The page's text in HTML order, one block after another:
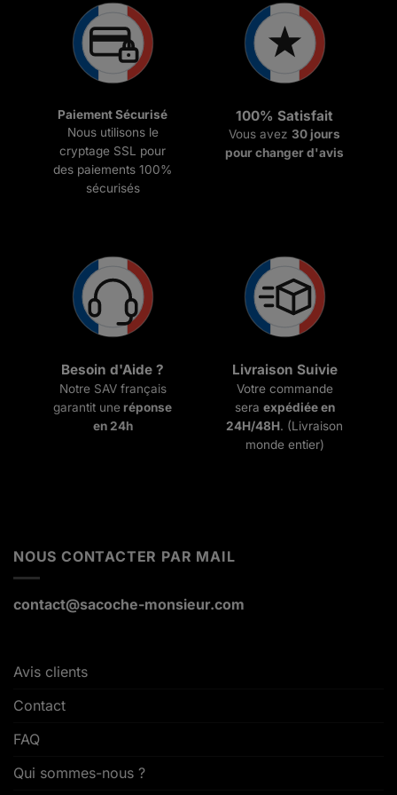
Paiement Sécurisé
Nous utilisons le
cryptage SSL pour
des paiements 100%
sécurisés
100% Satisfait
Vous avez 30 jours
pour changer d'avis
Besoin d'Aide ?
Notre SAV français
garantit une réponse
en 24h
Livraison Suivie
Votre commande
sera expédiée en
24H/48H. (Livraison
monde entier)
NOUS CONTACTER PAR MAIL
contact@sacoche-monsieur.com
Avis clients
Contact
FAQ
Qui sommes-nous ?